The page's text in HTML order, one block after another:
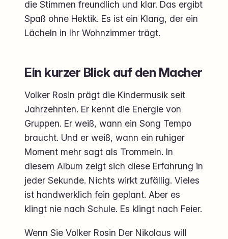
die Stimmen freundlich und klar. Das ergibt
Spaß ohne Hektik. Es ist ein Klang, der ein
Lächeln in Ihr Wohnzimmer trägt.
Ein kurzer Blick auf den Macher
Volker Rosin prägt die Kindermusik seit
Jahrzehnten. Er kennt die Energie von
Gruppen. Er weiß, wann ein Song Tempo
braucht. Und er weiß, wann ein ruhiger
Moment mehr sagt als Trommeln. In
diesem Album zeigt sich diese Erfahrung in
jeder Sekunde. Nichts wirkt zufällig. Vieles
ist handwerklich fein geplant. Aber es
klingt nie nach Schule. Es klingt nach Feier.
Wenn Sie Volker Rosin Der Nikolaus will